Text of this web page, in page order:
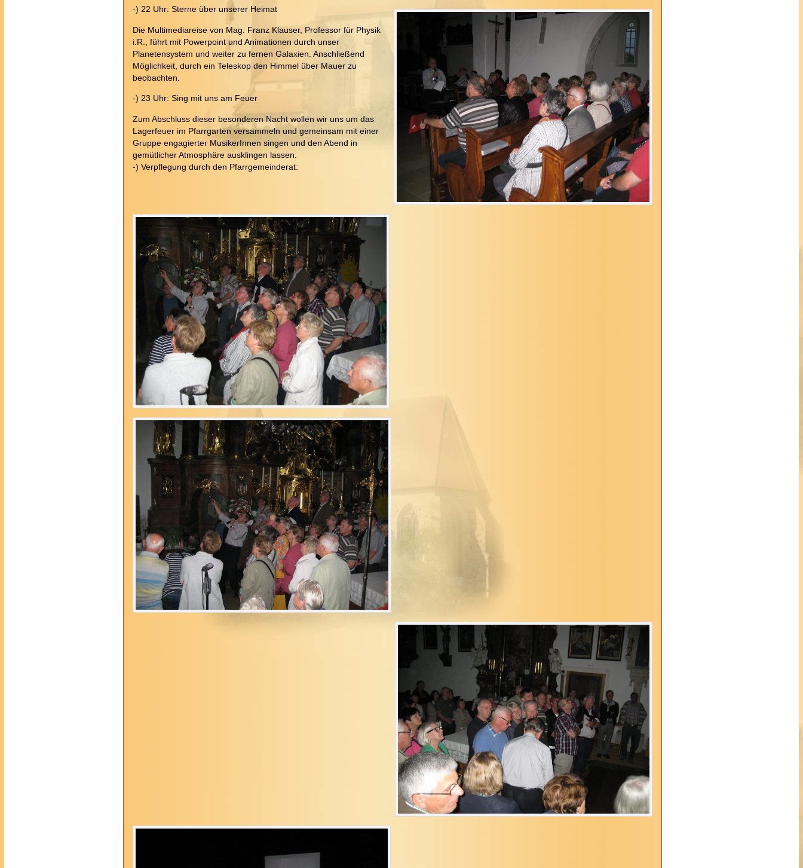
-) 22 Uhr: Sterne über unserer Heimat
Die Multimediareise von Mag. Franz Klauser, Professor für Physik
i.R., führt mit Powerpoint und Animationen durch unser
Planetensystem und weiter zu fernen Galaxien. Anschließend
Möglichkeit, durch ein Teleskop den Himmel über Mauer zu
beobachten.
-) 23 Uhr: Sing mit uns am Feuer
Zum Abschluss dieser besonderen Nacht wollen wir uns um das
Lagerfeuer im Pfarrgarten versammeln und gemeinsam mit einer
Gruppe engagierter MusikerInnen singen und den Abend in
gemütlicher Atmosphäre ausklingen lassen.
-) Verpflegung durch den Pfarrgemeinderat: